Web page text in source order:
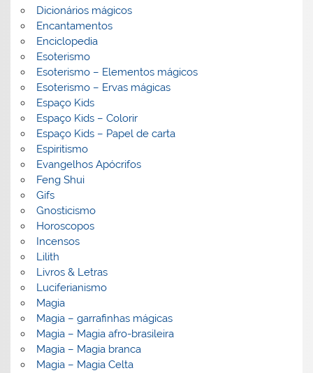
Dicionários mágicos
Encantamentos
Enciclopedia
Esoterismo
Esoterismo – Elementos mágicos
Esoterismo – Ervas mágicas
Espaço Kids
Espaço Kids – Colorir
Espaço Kids – Papel de carta
Espiritismo
Evangelhos Apócrifos
Feng Shui
Gifs
Gnosticismo
Horoscopos
Incensos
Lilith
Livros & Letras
Luciferianismo
Magia
Magia – garrafinhas mágicas
Magia – Magia afro-brasileira
Magia – Magia branca
Magia – Magia Celta